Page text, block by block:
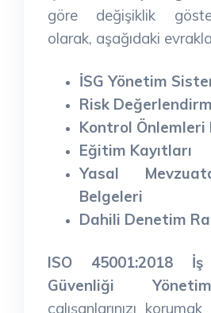
göre değişiklik
olarak, aşağıdaki
İSG Yönetim
Risk
Kontrol Önlemleri
Eğitim Kayıtları
Yasal
Belgeleri
Dahili Denetim
ISO 45001:2018
Güvenliği
çalışanlarınızı